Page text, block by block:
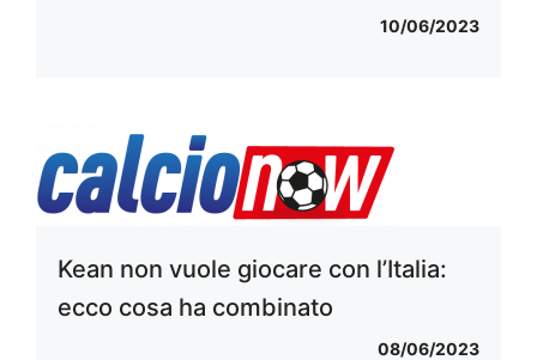
10/06/2023
Kean non vuole giocare con l’Italia:
ecco cosa ha combinato
08/06/2023